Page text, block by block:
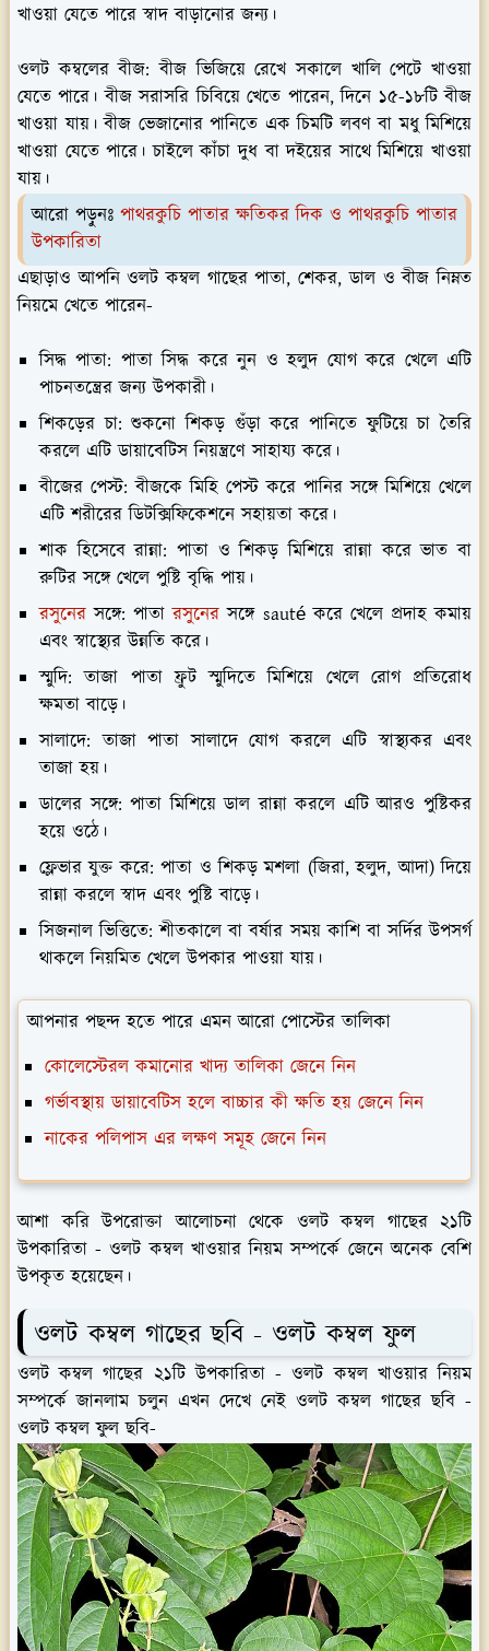
খাওয়া যেতে পারে স্বাদ বাড়ানোর জন্য।
ওলট কম্বলের বীজ: বীজ ভিজিয়ে রেখে সকালে খালি পেটে খাওয়া
যেতে পারে। বীজ সরাসরি চিবিয়ে খেতে পারেন, দিনে ১৫-১৮টি বীজ
খাওয়া যায়। বীজ ভেজানোর পানিতে এক চিমটি লবণ বা মধু মিশিয়ে
খাওয়া যেতে পারে। চাইলে কাঁচা দুধ বা দইয়ের সাথে মিশিয়ে খাওয়া
যায়।
আরো পড়ুনঃ পাথরকুচি পাতার ক্ষতিকর দিক ও পাথরকুচি পাতার
উপকারিতা
এছাড়াও আপনি ওলট কম্বল গাছের পাতা, শেকর, ডাল ও বীজ নিম্নত
নিয়মে খেতে পারেন-
সিদ্ধ পাতা: পাতা সিদ্ধ করে নুন ও হলুদ যোগ করে খেলে এটি
পাচনতন্ত্রের জন্য উপকারী।
শিকড়ের চা: শুকনো শিকড় গুঁড়া করে পানিতে ফুটিয়ে চা তৈরি
করলে এটি ডায়াবেটিস নিয়ন্ত্রণে সাহায্য করে।
বীজের পেস্ট: বীজকে মিহি পেস্ট করে পানির সঙ্গে মিশিয়ে খেলে
এটি শরীরের ডিটক্সিফিকেশনে সহায়তা করে।
শাক হিসেবে রান্না: পাতা ও শিকড় মিশিয়ে রান্না করে ভাত বা
রুটির সঙ্গে খেলে পুষ্টি বৃদ্ধি পায়।
রসুনের সঙ্গে: পাতারসুনের সঙ্গে sauté করে খেলে প্রদাহ কমায়
এবং স্বাস্থ্যের উন্নতি করে।
স্মুদি: তাজা পাতা ফ্রুট স্মুদিতে মিশিয়ে খেলে রোগ প্রতিরোধ
ক্ষমতা বাড়ে।
সালাদে: তাজা পাতা সালাদে যোগ করলে এটি স্বাস্থ্যকর এবং
তাজা হয়।
ডালের সঙ্গে: পাতা মিশিয়ে ডাল রান্না করলে এটি আরও পুষ্টিকর
হয়ে ওঠে।
ফ্লেভার যুক্ত করে: পাতা ও শিকড় মশলা (জিরা, হলুদ, আদা) দিয়ে
রান্না করলে স্বাদ এবং পুষ্টি বাড়ে।
সিজনাল ভিত্তিতে: শীতকালে বা বর্ষার সময় কাশি বা সর্দির উপসর্গ
থাকলে নিয়মিত খেলে উপকার পাওয়া যায়।
আপনার পছন্দ হতে পারে এমন আরো পোস্টের তালিকা
কোলেস্টেরল কমানোর খাদ্য তালিকা জেনে নিন
গর্ভাবস্থায় ডায়াবেটিস হলে বাচ্চার কী ক্ষতি হয় জেনে নিন
নাকের পলিপাস এর লক্ষণ সমূহ জেনে নিন
আশা করি উপরোক্তা আলোচনা থেকে ওলট কম্বল গাছের ২১টি
উপকারিতা - ওলট কম্বল খাওয়ার নিয়ম সম্পর্কে জেনে অনেক বেশি
উপকৃত হয়েছেন।
ওলট কম্বল গাছের ছবি - ওলট কম্বল ফুল
ওলট কম্বল গাছের ২১টি উপকারিতা - ওলট কম্বল খাওয়ার নিয়ম
সম্পর্কে জানলাম চলুন এখন দেখে নেই ওলট কম্বল গাছের ছবি -
ওলট কম্বল ফুল ছবি-